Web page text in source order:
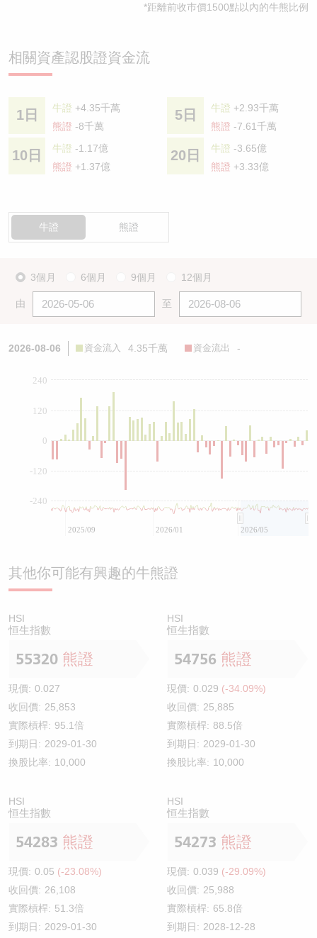
*距離前收巿價1500點以內的牛熊比例
相關資產認股證資金流
1日 牛證 +4.35千萬
熊證 -8千萬
5日 牛證 +2.93千萬
熊證 -7.61千萬
10日 牛證 -1.17億
熊證 +1.37億
20日 牛證 -3.65億
熊證 +3.33億
牛證 熊證
3個月 6個月 9個月 12個月
由 至
2026-08-06 資金流入 4.35千萬 資金流出 -
0
-240
-120
120
240
2025/09 2026/01 2026/05
其他你可能有興趣的牛熊證
HSI
恒生指數
55320 熊證
現價: 0.027
收回價: 25,853
實際槓桿: 95.1倍
到期日: 2029-01-30
換股比率: 10,000
HSI
恒生指數
54756 熊證
現價: 0.029 (-34.09%)
收回價: 25,885
實際槓桿: 88.5倍
到期日: 2029-01-30
換股比率: 10,000
HSI
恒生指數
54283 熊證
現價: 0.05 (-23.08%)
收回價: 26,108
實際槓桿: 51.3倍
到期日: 2029-01-30
HSI
恒生指數
54273 熊證
現價: 0.039 (-29.09%)
收回價: 25,988
實際槓桿: 65.8倍
到期日: 2028-12-28